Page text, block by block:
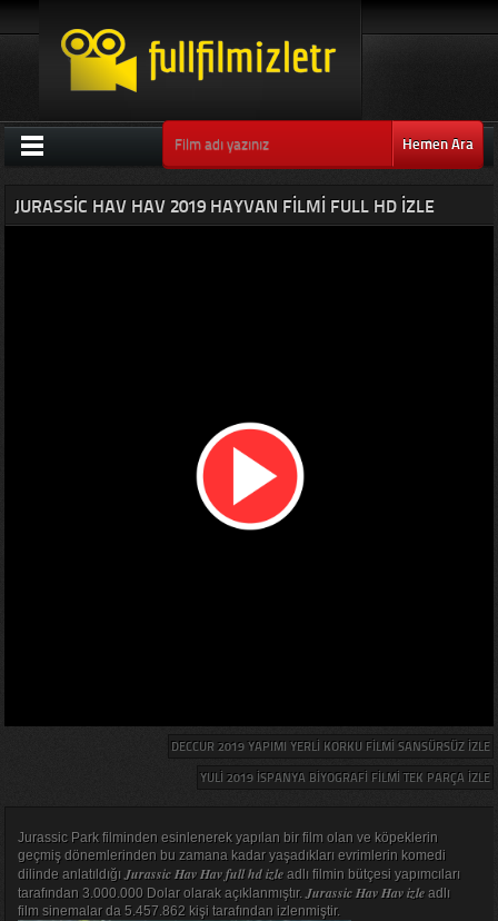
Hemen Ara
JURASSIC HAV HAV 2019 HAYVAN FILMI FULL HD IZLE
DECCUR 2019 YAPIMI YERLI KORKU FILMI SANSÜRSÜZ IZLE
YULI 2019 İSPANYA BIYOGRAFI FILMI TEK PARÇA IZLE
Jurassic Park filminden esinlenerek yapılan bir film olan ve köpeklerin
geçmiş dönemlerinden bu zamana kadar yaşadıkları evrimlerin komedi
dilinde anlatıldığıJurassic Hav Hav full hd izleadlı filmin bütçesi yapımcıları
tarafından 3.000.000 Dolar olarak açıklanmıştır.Jurassic Hav Hav izleadlı
film sinemalar da 5.457.862 kişi tarafından izlenmiştir.